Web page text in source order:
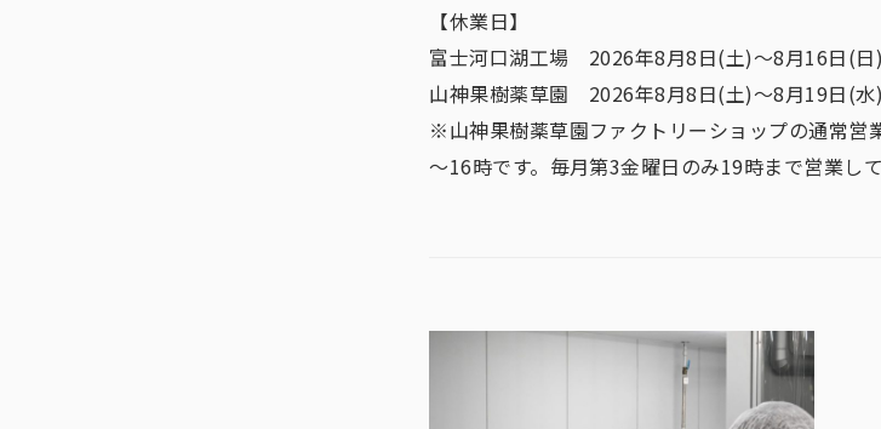
【休業日】
富士河口湖工場 2026年8月8日(土)～8月16日(日)
山神果樹薬草園 2026年8月8日(土)～8月19日(水)
※山神果樹薬草園ファクトリーショップの通常営
～16時です。毎月第3金曜日のみ19時まで営業し